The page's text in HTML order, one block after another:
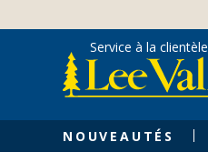
content
NOUVEAUTÉS
Service à la clientèle